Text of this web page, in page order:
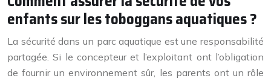
enfants sur les toboggans aquatiques ?
La sécurité dans un parc aquatique est une responsabilité
partagée. Si le concepteur et l’exploitant ont l’obligation
de fournir un environnement sûr, les parents ont un rôle